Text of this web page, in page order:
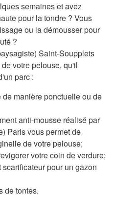
semaines et avez
pour la tondre ? Vous
ou la démousser pour
?
Saint-Soupplets
votre pelouse, qu'il
parc :
manière ponctuelle ou de
anti-mousse réalisé par
Paris vous permet de
de votre pelouse;
votre coin de verdure;
pour un gazon
de tontes.